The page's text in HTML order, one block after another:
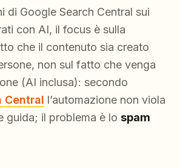
di Google Search Central sui
con AI, il focus è sulla
che il contenuto sia creato
non sul fatto che venga
(AI inclusa): secondo
Central l’automazione non viola
guida; il problema è lo spam